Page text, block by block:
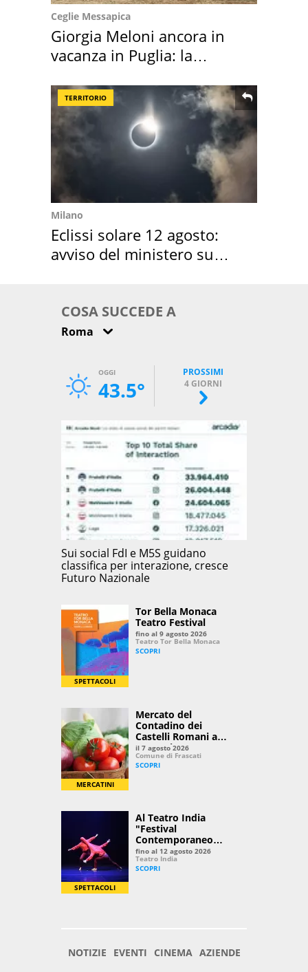
Ceglie Messapica
Giorgia Meloni ancora in
vacanza in Puglia: la
TERRITORIO
Milano
Eclissi solare 12 agosto:
avviso del ministero su